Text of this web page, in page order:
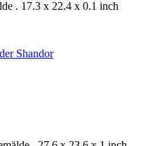
. 17.3 x 22.4 x 0.1 inch